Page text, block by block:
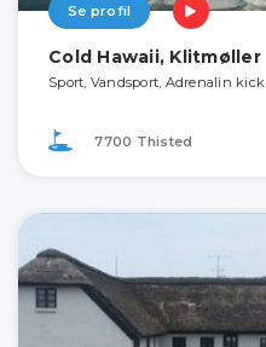
Se profil
Cold Hawaii, Klitmøller
Sport, Vandsport, Adrenalin kick
7700 Thisted